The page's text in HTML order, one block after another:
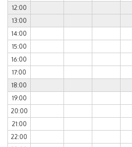
12:00
13:00
14:00
15:00
16:00
17:00
18:00
19:00
20:00
21:00
22:00